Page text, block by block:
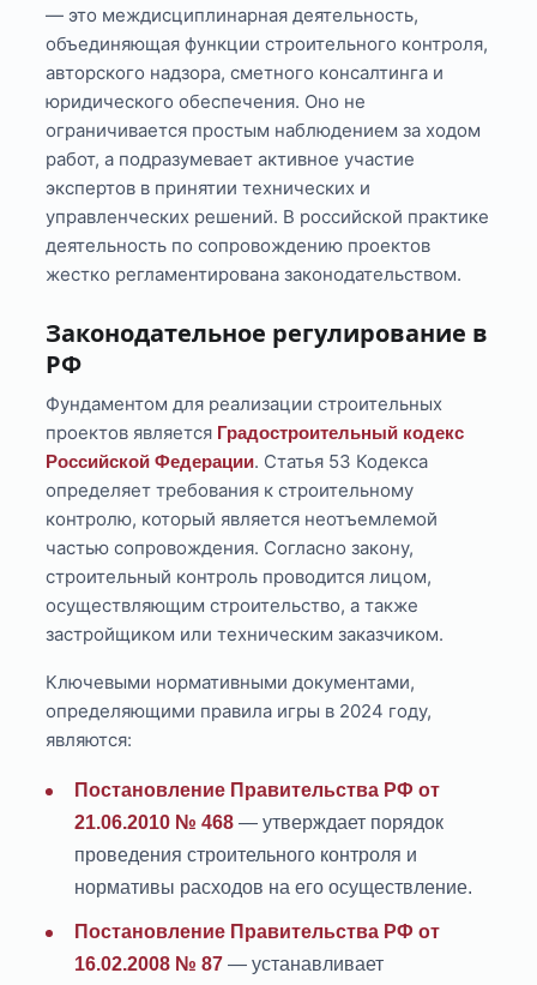
— это междисциплинарная деятельность,
объединяющая функции строительного контроля,
авторского надзора, сметного консалтинга и
юридического обеспечения. Оно не
ограничивается простым наблюдением за ходом
работ, а подразумевает активное участие
экспертов в принятии технических и
управленческих решений. В российской практике
деятельность по сопровождению проектов
жестко регламентирована законодательством.
Законодательное регулирование в
РФ
Фундаментом для реализации строительных
проектов является Градостроительный кодекс
Российской Федерации. Статья 53 Кодекса
определяет требования к строительному
контролю, который является неотъемлемой
частью сопровождения. Согласно закону,
строительный контроль проводится лицом,
осуществляющим строительство, а также
застройщиком или техническим заказчиком.
Ключевыми нормативными документами,
определяющими правила игры в 2024 году,
являются:
Постановление Правительства РФ от
21.06.2010 № 468 — утверждает порядок
проведения строительного контроля и
нормативы расходов на его осуществление.
Постановление Правительства РФ от
16.02.2008 № 87 — устанавливает